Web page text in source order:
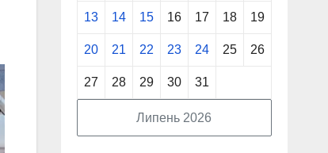
Липень 2026
13 14 15 16 17 18 19
20 21 22 23 24 25 26
27 28 29 30 31